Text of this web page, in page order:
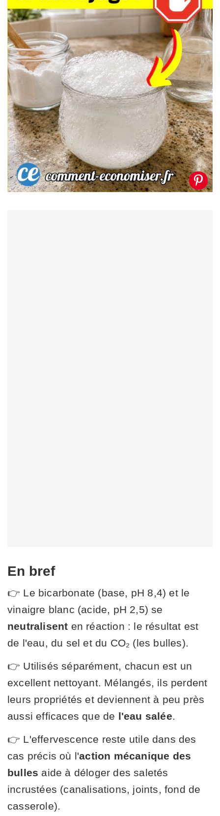
En bref
👉 Le bicarbonate (base, pH 8,4) et le
vinaigre blanc (acide, pH 2,5) se
neutralisent en réaction : le résultat est
de l'eau, du sel et du CO₂ (les bulles).
👉 Utilisés séparément, chacun est un
excellent nettoyant. Mélangés, ils perdent
leurs propriétés et deviennent à peu près
aussi efficaces que de l'eau salée
👉 L'effervescence reste utile dans des
cas précis où l'action mécanique des
bulles aide à déloger des saletés
incrustées (canalisations, joints, fond de
casserole).